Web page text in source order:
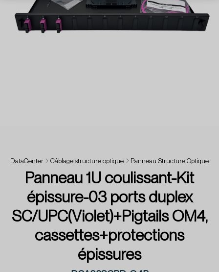
DataCenter Câblage structure optique Panneau Structure Optique
Panneau 1U coulissant-Kit
épissure-03 ports duplex
SC/UPC(Violet)+Pigtails OM4,
cassettes+protections
épissures